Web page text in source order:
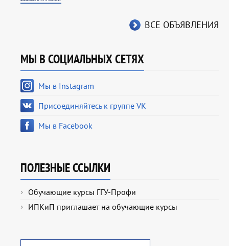
ВСЕ ОБЪЯВЛЕНИЯ
МЫ В СОЦИАЛЬНЫХ СЕТЯХ
Мы в Instagram
Присоединяйтесь к группе VK
Мы в Facebook
ПОЛЕЗНЫЕ ССЫЛКИ
Обучающие курсы ГГУ-Профи
ИПКиП приглашает на обучающие курсы